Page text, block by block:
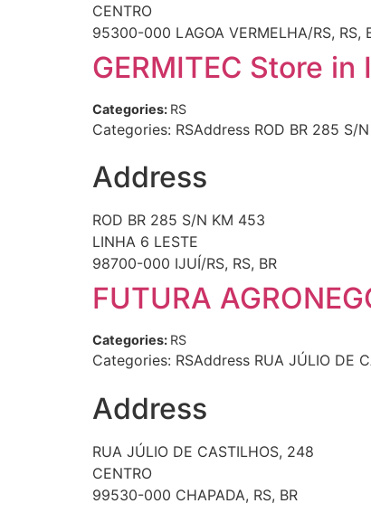
CENTRO
95300-000 LAGOA VERMELHA/RS, RS,
GERMITEC Store in
Categories: RS
Categories: RSAddress ROD BR 285
Address
ROD BR 285 S/N KM 453
LINHA 6 LESTE
98700-000 IJUÍ/RS, RS, BR
FUTURA
Categories: RS
Categories: RSAddress RUA JÚLIO DE
Address
RUA JÚLIO DE CASTILHOS, 248
CENTRO
99530-000 CHAPADA, RS, BR